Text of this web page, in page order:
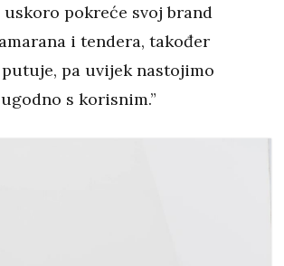
pokreće svoj brand
i tendera, također
pa uvijek nastojimo
s korisnim.”